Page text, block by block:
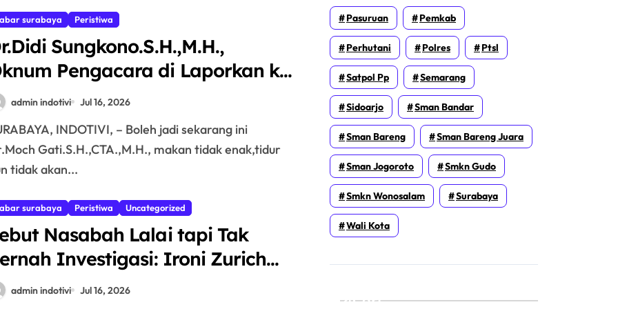
surabaya Peristiwa
Sungkono.S.H.,M.H.,
Pengacara di Laporkan ke
Jawa Timur,Diduga Tipu
Masyarakat senilai 520
admin indotivi Jul 16, 2026
Gati.S.H.,CTA.,M.H., makan tidak enak,tidur
tidak akan...
surabaya Peristiwa Uncategorized
Nasabah Lalai tapi Tak
Investigasi: Ironi Zurich
Tolak Klaim Motor Kredit
admin indotivi Jul 16, 2026
Pasuruan Pemkab
Perhutani Polres Ptsl
Satpol Pp Semarang
Sidoarjo Sman Bandar
Sman Bareng Sman Bareng Juara
Sman Jogoroto Smkn Gudo
Smkn Wonosalam Surabaya
Wali Kota
Cari